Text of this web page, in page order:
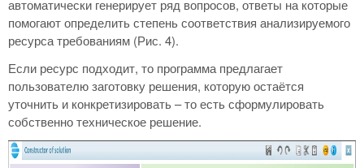
автоматически генерирует ряд вопросов, ответы на которые
помогают определить степень соответствия анализируемого
ресурса требованиям (Рис. 4).
Если ресурс подходит, то программа предлагает
пользователю заготовку решения, которую остаётся
уточнить и конкретизировать – то есть сформулировать
собственно техническое решение.